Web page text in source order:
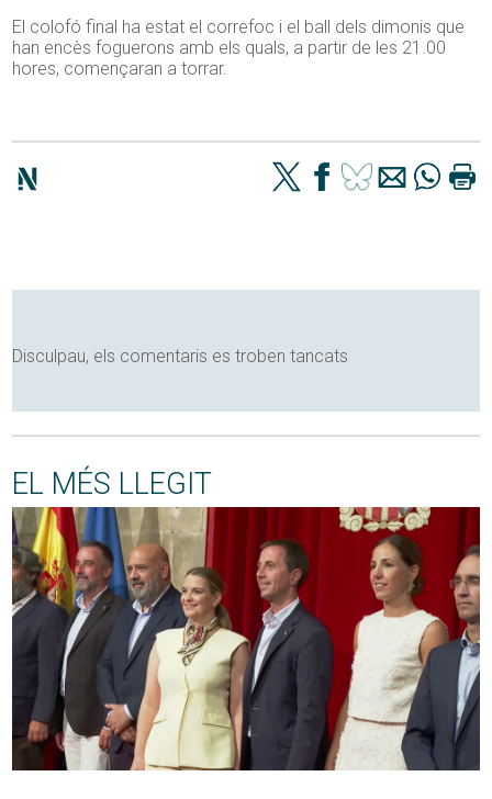
El colofó final ha estat el correfoc i el ball dels dimonis que
han encès foguerons amb els quals, a partir de les 21.00
hores, començaran a torrar.
Disculpau, els comentaris es troben tancats
EL MÉS LLEGIT